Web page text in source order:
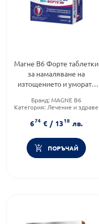
Магне В6 Форте таблетки
за намаляване на
изтощението и умората
Бранд: MAGNE B6
Категория: Лечение и здраве
674 € / 1318 лв.
ПОРЪЧАЙ